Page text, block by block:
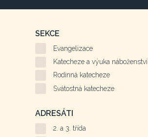
SEKCE
Evangelizace
Katecheze a výuka náboženství
Rodinná katecheze
Svátostná katecheze
ADRESÁTI
2. a 3. třída